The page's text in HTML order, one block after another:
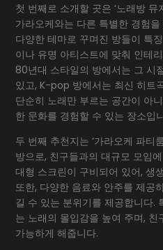
첫 번째로 소개할 곳은 ‘노래방 뮤
가라오케와는 다른 특별한 경험
다양한 테마로 꾸며진 방들이 특
이나 유명 아티스트에 맞춰 인테
80년대 스타일의 방에서는 그 시
있고, K-pop 방에서는 최신 히트
단순히 노래만 부르는 공간이 아
한 문화를 경험할 수 있는 장소입
두 번째 추천지는 ‘가라오케 파티
방으로, 친구들과의 대규모 모임
대형 스크린이 구비되어 있어, 생
또한, 다양한 음료와 안주를 제공
길 수 있는 분위기를 제공합니다.
는 노래의 몰입감을 높여 주며,
가능하게 해줍니다.